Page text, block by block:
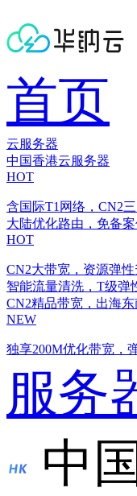
首页
云服务器
中国香港云服务器
HOT
含国际T1网络，CN2
大陆优化路由，免备
HOT
CN2大带宽，资源弹性
智能流量清洗，T级弹
CN2精品带宽，出海
NEW
独享200M优化带宽，
服务
中